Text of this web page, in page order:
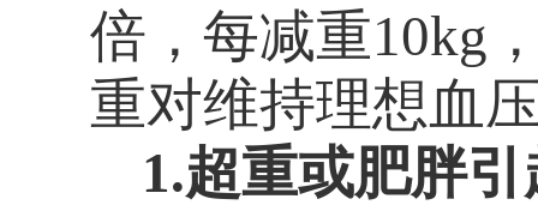
倍，每减重10kg
重对维持理想血
1.超重或肥胖